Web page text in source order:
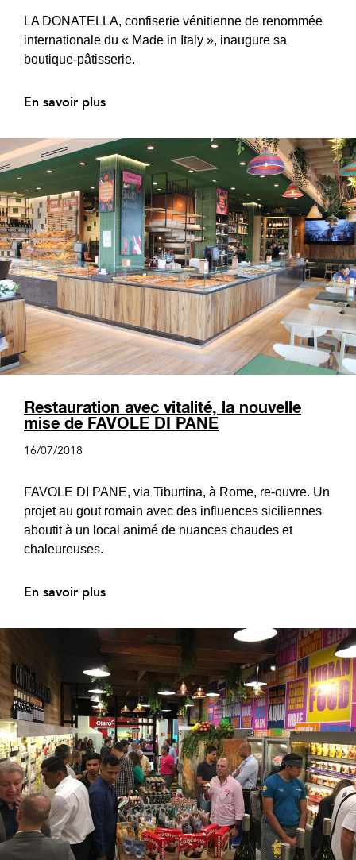
LA DONATELLA, confiserie vénitienne de renommée
internationale du « Made in Italy », inaugure sa
boutique-pâtisserie.
En savoir plus
Restauration avec vitalité, la nouvelle
mise de FAVOLE DI PANE
16/07/2018
FAVOLE DI PANE, via Tiburtina, à Rome, re-ouvre. Un
projet au gout romain avec des influences siciliennes
aboutit à un local animé de nuances chaudes et
chaleureuses.
En savoir plus